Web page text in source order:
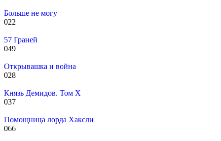
Больше не могу
022
57 Граней
049
Открывашка и война
028
Князь Демидов. Том X
037
Помощница лорда Хаксли
066